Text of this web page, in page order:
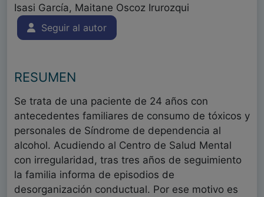
Isasi García, Maitane Oscoz Irurozqui
Seguir al autor
RESUMEN
Se trata de una paciente de 24 años con
antecedentes familiares de consumo de tóxicos y
personales de Síndrome de dependencia al
alcohol. Acudiendo al Centro de Salud Mental
con irregularidad, tras tres años de seguimiento
la familia informa de episodios de
desorganización conductual. Por ese motivo es